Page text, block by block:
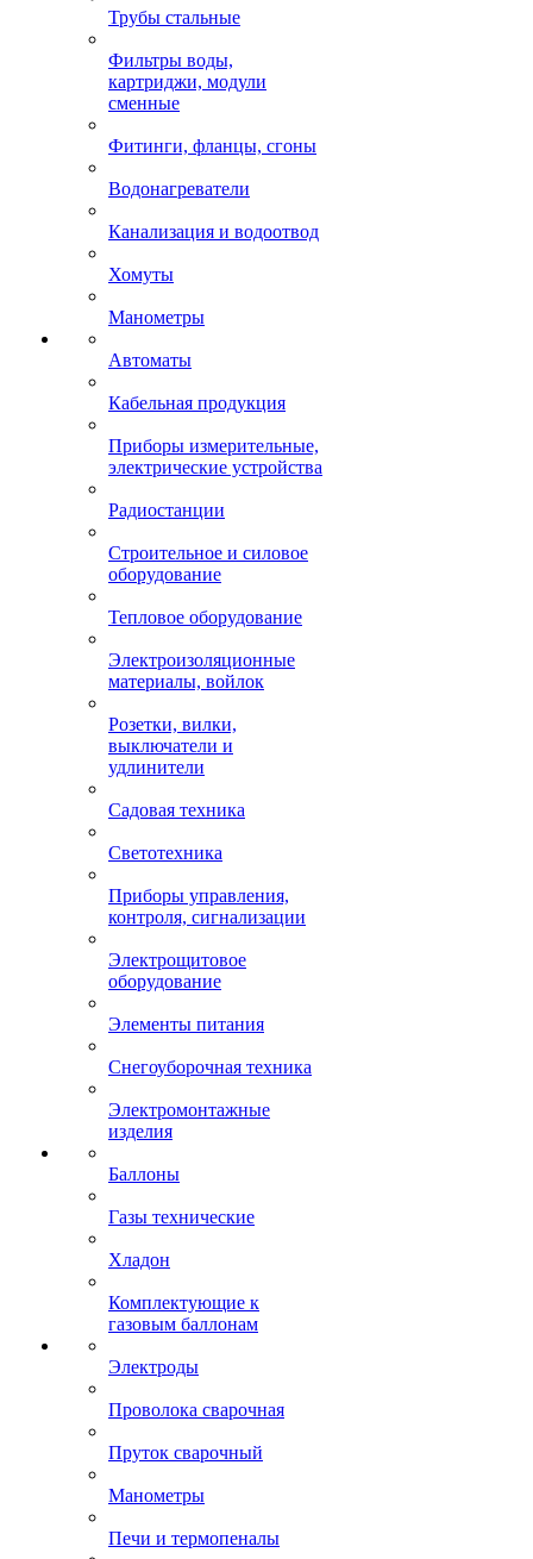
Трубы стальные
Фильтры воды,
картриджи, модули
сменные
Фитинги, фланцы, сгоны
Водонагреватели
Канализация и водоотвод
Хомуты
Манометры
Автоматы
Кабельная продукция
Приборы измерительные,
электрические устройства
Радиостанции
Строительное и силовое
оборудование
Тепловое оборудование
Электроизоляционные
материалы, войлок
Розетки, вилки,
выключатели и
удлинители
Садовая техника
Светотехника
Приборы управления,
контроля, сигнализации
Электрощитовое
оборудование
Элементы питания
Снегоуборочная техника
Электромонтажные
изделия
Баллоны
Газы технические
Хладон
Комплектующие к
газовым баллонам
Электроды
Проволока сварочная
Пруток сварочный
Манометры
Печи и термопеналы